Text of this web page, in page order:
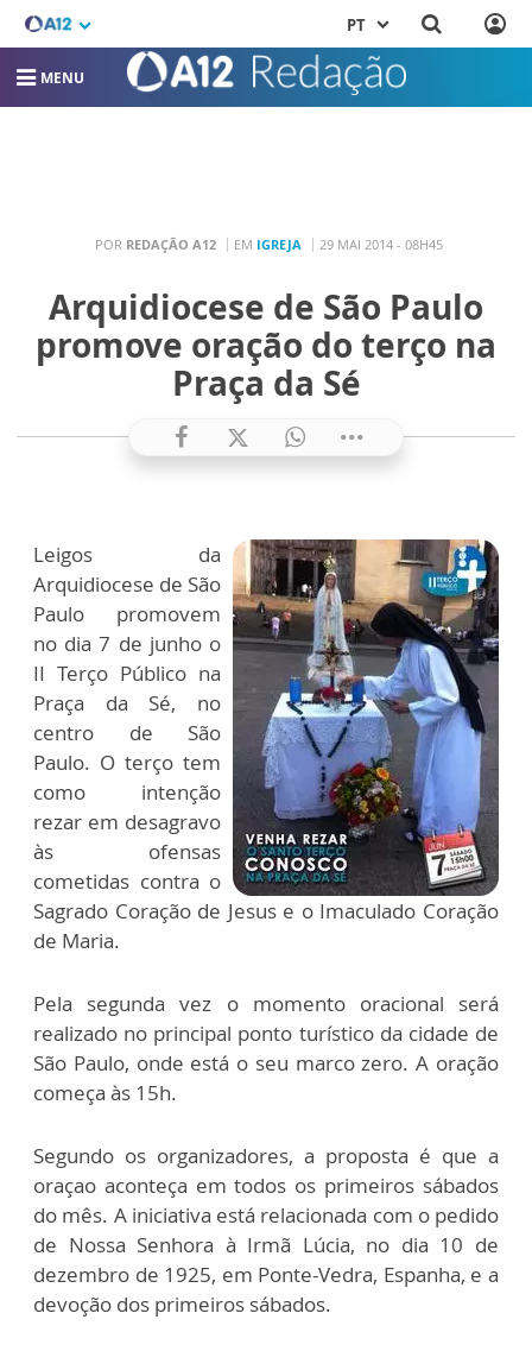
PT
MENU
POR REDAÇÃO A12 EM IGREJA 29 MAI 2014 - 08H45
Arquidiocese de São Paulo
promove oração do terço na
Praça da Sé
Leigos da
Arquidiocese de São
Paulo promovem
no dia 7 de junho o
II Terço Público na
Praça da Sé, no
centro de São
Paulo. O terço tem
como intenção
rezar em desagravo
às ofensas
cometidas contra o
Sagrado Coração de Jesus e o Imaculado Coração
de Maria.
Pela segunda vez o momento oracional será
realizado no principal ponto turístico da cidade de
São Paulo, onde está o seu marco zero. A oração
começa às 15h.
Segundo os organizadores, a proposta é que a
oraçao aconteça em todos os primeiros sábados
do mês. A iniciativa está relacionada com o pedido
de Nossa Senhora à Irmã Lúcia, no dia 10 de
dezembro de 1925, em Ponte-Vedra, Espanha, e a
devoção dos primeiros sábados.